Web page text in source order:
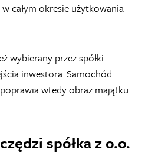
całym okresie użytkowania
wybierany przez spółki
inwestora. Samochód
wtedy obraz majątku
spółka z o.o.